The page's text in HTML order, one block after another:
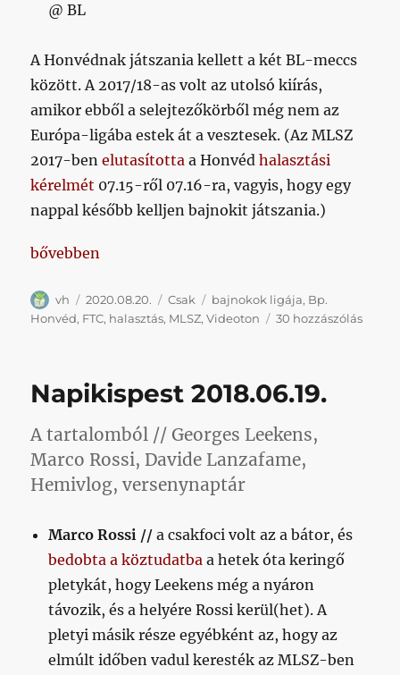
@ BL
A Honvédnak játszania kellett a két BL-meccs
között. A 2017/18-as volt az utolsó kiírás,
amikor ebből a selejtezőkörből még nem az
Európa-ligába estek át a vesztesek. (Az MLSZ
2017-benelutasította a Honvédhalasztási
kérelmét 07.15-ről 07.16-ra, vagyis, hogy egy
nappal később kelljen bajnokit játszania.)
„Az MLSZ versenybizottságát aztán tényleg senki
bővebben
Szerző
vh Közzétéve
2020.08.20. Kategória
Csak Címke
bajnokok ligája, Bp.
Honvéd, FTC, halasztás, MLSZ,Videoton 30 hozzászólásAz
Napikispest 2018.06.19.
A tartalomból // Georges Leekens,
Marco Rossi, Davide Lanzafame,
Hemivlog, versenynaptár
Marco Rossi //a csakfoci volt az a bátor, és
bedobta a köztudatba a hetek óta keringő
pletykát, hogy Leekens még a nyáron
távozik, és a helyére Rossi kerül(het). A
pletyi másik része egyébként az, hogy az
elmúlt időben vadul keresték az MLSZ-ben